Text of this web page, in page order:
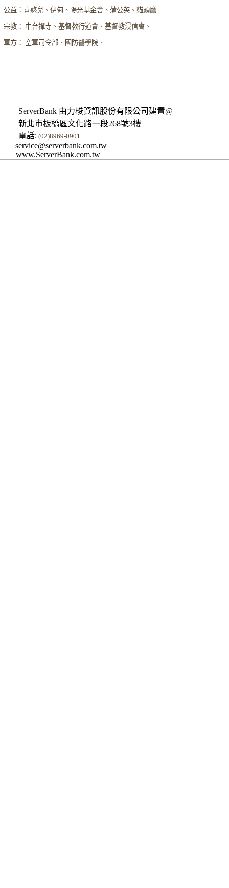
公益：喜憨兒、伊甸、陽光基金會、蒲公英、貓頭鷹
宗教： 中台禪寺、基督教行道會、基督教浸信會、
軍方： 空軍司令部、國防醫學院、
ServerBank 由力梭資訊股份有限公司建置@
新北市板橋區文化路一段268號3樓
電話: (02)8969-0901
service@serverbank.com.tw
www.ServerBank.com.tw